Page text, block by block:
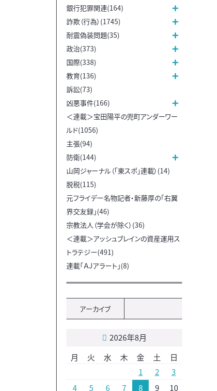
銀行犯罪関連(164)
詐欺（行為）(1745)
耐震偽装問題(35)
政治(373)
国際(338)
教育(136)
訴訟(73)
凶悪事件(166)
＜連載＞宝田陽平の兜町アンダーワー
ルド(1056)
主張(94)
防衛(144)
山岡ジャーナル（「東スポ」連載）(14)
脱税(115)
元フライデー名物記者・新藤厚の「右翼
界交友録」(46)
宗教法人（学会が除く）(36)
＜連載＞アッシュブレインの資産運用ス
トラテジー(491)
連載「ＡＪアラート」(8)
アーカイブ
2026年8月
月
火 水 木 金 土
日
1
2
3
4
5 6 7 8 9 10